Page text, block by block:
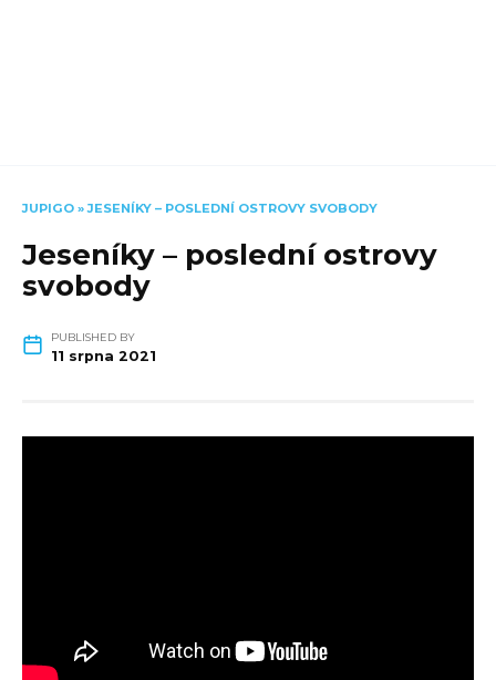
JUPIGO »JESENÍKY – POSLEDNÍ OSTROVY SVOBODY
Jeseníky – poslední ostrovy
svobody
PUBLISHED BY
11 srpna 2021